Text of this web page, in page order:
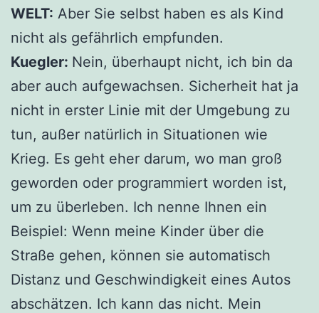
WELT: Aber Sie selbst haben es als Kind
nicht als gefährlich empfunden.
Kuegler: Nein, überhaupt nicht, ich bin da
aber auch aufgewachsen. Sicherheit hat ja
nicht in erster Linie mit der Umgebung zu
tun, außer natürlich in Situationen wie
Krieg. Es geht eher darum, wo man groß
geworden oder programmiert worden ist,
um zu überleben. Ich nenne Ihnen ein
Beispiel: Wenn meine Kinder über die
Straße gehen, können sie automatisch
Distanz und Geschwindigkeit eines Autos
abschätzen. Ich kann das nicht. Mein